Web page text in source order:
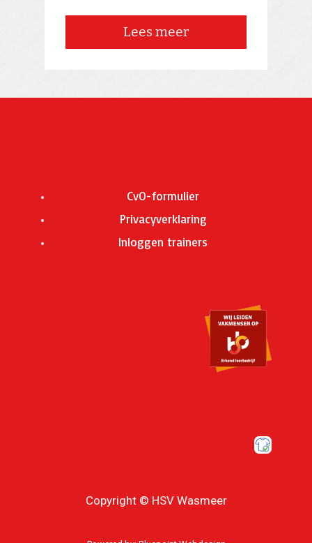
Lees meer
CvO-formulier
Privacyverklaring
Inloggen trainers
Copyright © HSV Wasmeer